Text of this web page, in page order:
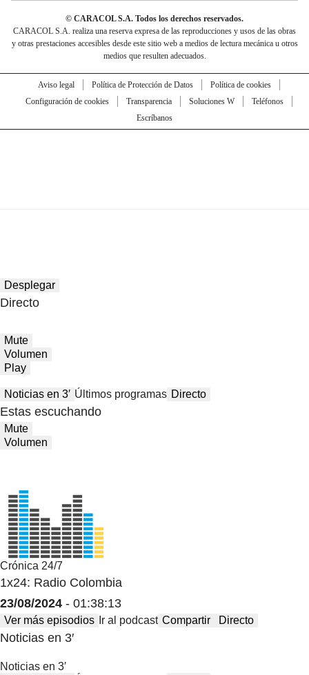
© CARACOL S.A. Todos los derechos reservados.
CARACOL S.A. realiza una reserva expresa de las reproducciones y usos de las obras
y otras prestaciones accesibles desde este sitio web a medios de lectura mecánica u otros
medios que resulten adecuados.
Aviso legal Política de Protección de Datos
Política de cookies
Configuración de cookies
Transparencia Soluciones W
Teléfonos
Escríbanos
Desplegar
Directo
Mute
Volumen
Play
Noticias en 3′ Últimos programas Directo
Estas escuchando
Mute
Volumen
Crónica 24/7
1x24: Radio Colombia
23/08/2024 - 01:38:13
Ver más episodios Ir al podcast Compartir Directo
Noticias en 3′
Noticias en 3′